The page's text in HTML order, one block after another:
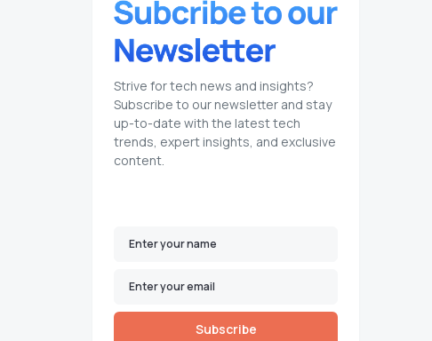
Strive for tech news and insights?
Subscribe to our newsletter and stay
up-to-date with the latest tech
trends, expert insights, and exclusive
content.
Subscribe